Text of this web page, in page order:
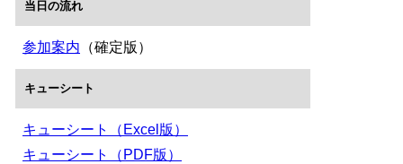
当日の流れ
参加案内 （確定版）
キューシート
キューシート（Excel版）
キューシート（PDF版）